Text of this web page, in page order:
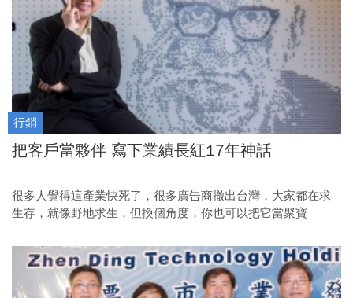
行銷
把客戶當夥伴 寫下業績長紅17年神話
很多人覺得這產業快死了，很多廣告商撤出台灣，大家都在求
生存，就像野地求生，但換個角度，你也可以把它當聚寶
稱為「夕陽產業」的廣告業，很樂觀。